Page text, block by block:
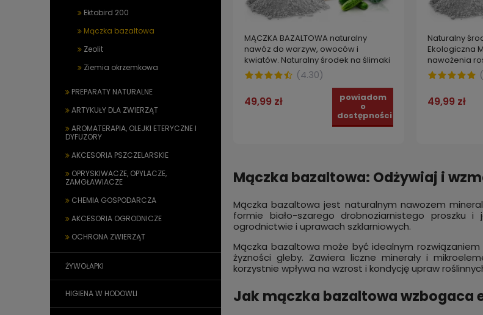
Ektobird 200
Mączka bazaltowa
Zeolit
Ziemia okrzemkowa
PREPARATY NATURALNE
ARTYKUŁY DLA ZWIERZĄT
AROMATERAPIA, OLEJKI ETERYCZNE I
DYFUZORY
AKCESORIA PSZCZELARSKIE
OPRYSKIWACZE, OPYLACZE,
ZAMGŁAWIACZE
CHEMIA GOSPODARCZA
AKCESORIA OGRODNICZE
OCHRONA ZWIERZĄT
ŻYWOŁAPKI
HIGIENA W HODOWLI
MĄCZKA BAZALTOWA naturalny
nawóz do warzyw, owoców i
kwiatów. Naturalny środek na ślimaki
20 kg
(4.30)
49,99 zł powiadom
o
dostępności
Naturalny
Ekologiczna
nawożenia
przed
(
49,99 zł
Mączka bazaltowa: Odżywiaj i
Mączka bazaltowa jest naturalnym nawozem
formie biało-szarego drobnoziarnistego proszku
ogrodnictwie i uprawach szklarniowych.
Mączka bazaltowa może być idealnym
żyzności gleby. Zawiera liczne minerały i
korzystnie wpływa na wzrost i kondycję upraw
Jak mączka bazaltowa wzbogaca